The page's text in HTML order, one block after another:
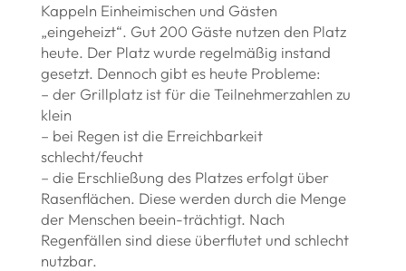
Kappeln Einheimischen und Gästen
„eingeheizt“. Gut 200 Gäste nutzen den Platz
heute. Der Platz wurde regelmäßig instand
gesetzt. Dennoch gibt es heute Probleme:
– der Grillplatz ist für die Teilnehmerzahlen zu
klein
– bei Regen ist die Erreichbarkeit
schlecht/feucht
– die Erschließung des Platzes erfolgt über
Rasenflächen. Diese werden durch die Menge
der Menschen beein-trächtigt. Nach
Regenfällen sind diese überflutet und schlecht
nutzbar.